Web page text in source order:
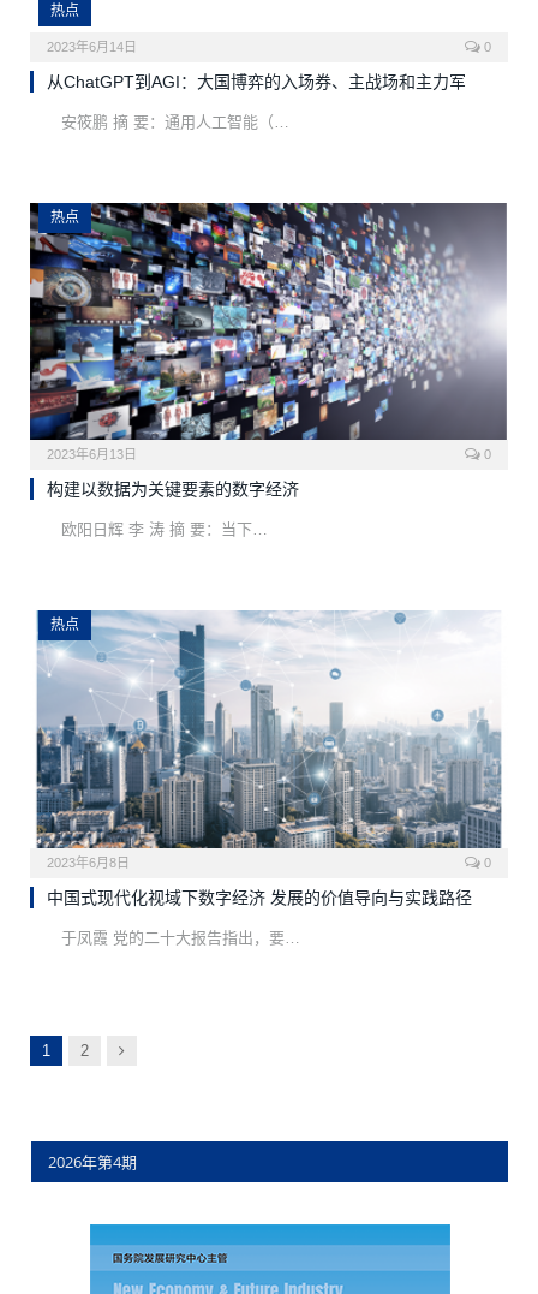
热点
2023年6月14日 0
从ChatGPT到AGI：大国博弈的入场券、主战场和主力军
安筱鹏 摘 要：通用人工智能（…
热点
2023年6月13日 0
构建以数据为关键要素的数字经济
欧阳日辉 李 涛 摘 要：当下…
热点
2023年6月8日 0
中国式现代化视域下数字经济 发展的价值导向与实践路径
于凤霞 党的二十大报告指出，要…
1 2
下
2026年第4期